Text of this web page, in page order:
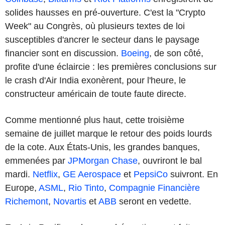
solides hausses en pré-ouverture. C'est la "Crypto
Week" au Congrès, où plusieurs textes de loi
susceptibles d'ancrer le secteur dans le paysage
financier sont en discussion. Boeing, de son côté,
profite d'une éclaircie : les premières conclusions sur
le crash d'Air India exonèrent, pour l'heure, le
constructeur américain de toute faute directe.
Comme mentionné plus haut, cette troisième
semaine de juillet marque le retour des poids lourds
de la cote. Aux États-Unis, les grandes banques,
emmenées par JPMorgan Chase, ouvriront le bal
mardi. Netflix, GE Aerospace et PepsiCo suivront. En
Europe, ASML, Rio Tinto, Compagnie Financière
Richemont, Novartis et ABB seront en vedette.